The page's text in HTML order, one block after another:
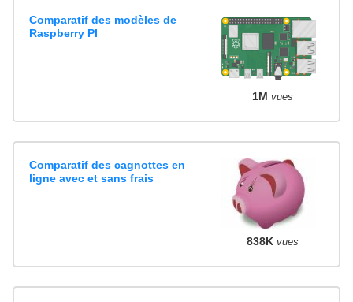
Comparatif des modèles de
Raspberry PI
1M vues
Comparatif des cagnottes en
ligne avec et sans frais
838K vues